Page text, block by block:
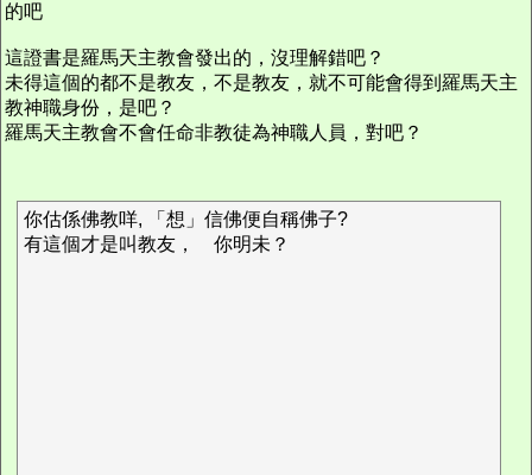
的吧
這證書是羅馬天主教會發出的，沒理解錯吧？
未得這個的都不是教友，不是教友，就不可能會得到羅馬天主
教神職身份，是吧？
羅馬天主教會不會任命非教徒為神職人員，對吧？
你估係佛教咩, 「想」信佛便自稱佛子?
有這個才是叫教友， 你明未？